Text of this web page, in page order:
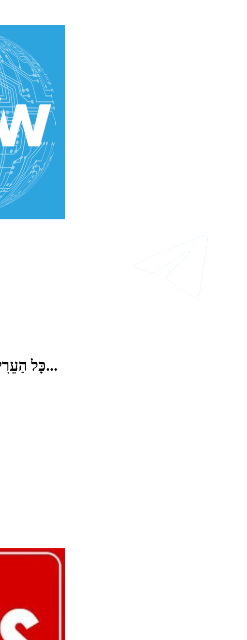
כָּל הַעֵרִים הצ'אנס האחרון פע...